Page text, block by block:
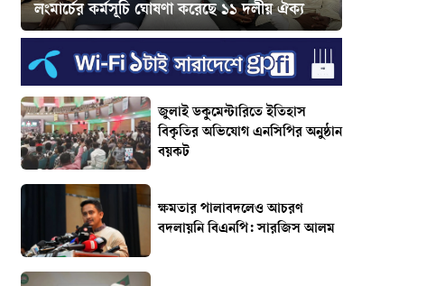
লংমার্চের কর্মসূচি ঘোষণা করেছে ১১ দলীয় ঐক্য
জুলাই ডকুমেন্টারিতে ইতিহাস
বিকৃতির অভিযোগ এনসিপির অনুষ্ঠান
বয়কট
ক্ষমতার পালাবদলেও আচরণ
বদলায়নি বিএনপি: সারজিস আলম